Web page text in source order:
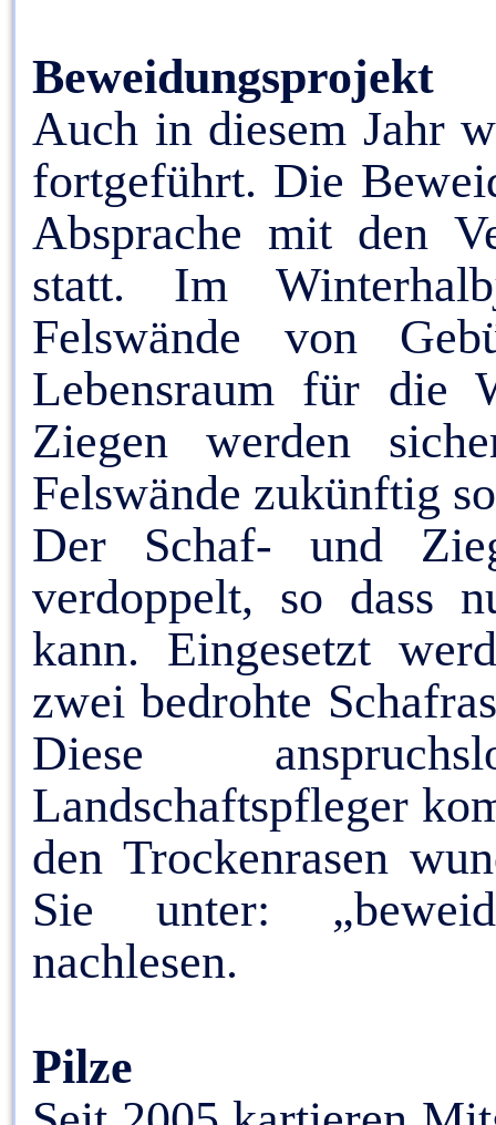
Beweidungsprojekt
Auch in diesem Jahr
fortgeführt. Die
Absprache mit den
statt. Im
Felswände von
Lebensraum für die
Ziegen werden
Felswände zukünftig
Der Schaf- und
verdoppelt, so dass
kann. Eingesetzt
zwei bedrohte
Diese
Landschaftspfleger
den Trockenrasen
Sie unter:
nachlesen.
Pilze